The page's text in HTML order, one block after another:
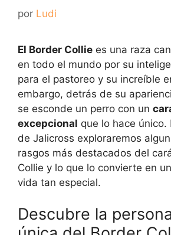
por Ludi
El Border Collie es una raza
en todo el mundo por su
para el pastoreo y su increíble
embargo, detrás de su
se esconde un perro con un
excepcional que lo hace
de Jalicross exploraremos
rasgos más destacados del
Collie y lo que lo convierte en
vida tan especial.
Descubre la